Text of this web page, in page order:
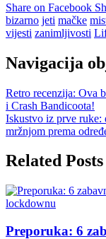
Share on Facebook
bizarno jeti mačke
vijesti zanimljivosti
Navigacija
Retro recenzija: Ova
i Crash Bandicoota!
Iskustvo iz prve
mržnjom prema
Related Posts
Preporuka: 6